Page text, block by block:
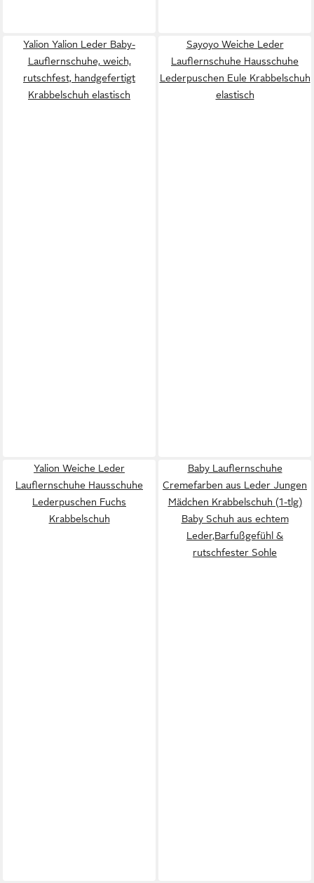
Yalion Yalion Leder Baby-
Lauflernschuhe, weich,
rutschfest, handgefertigt
Krabbelschuh elastisch
Sayoyo Weiche Leder
Lauflernschuhe Hausschuhe
Lederpuschen Eule Krabbelschuh
elastisch
Yalion Weiche Leder
Lauflernschuhe Hausschuhe
Lederpuschen Fuchs
Krabbelschuh
Baby Lauflernschuhe
Cremefarben aus Leder Jungen
Mädchen Krabbelschuh (1-tlg)
Baby Schuh aus echtem
Leder,Barfußgefühl &
rutschfester Sohle